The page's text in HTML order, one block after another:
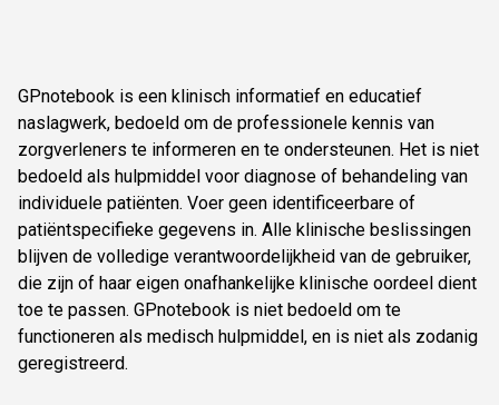
GPnotebook is een klinisch informatief en educatief
naslagwerk, bedoeld om de professionele kennis van
zorgverleners te informeren en te ondersteunen. Het is niet
bedoeld als hulpmiddel voor diagnose of behandeling van
individuele patiënten. Voer geen identificeerbare of
patiëntspecifieke gegevens in. Alle klinische beslissingen
blijven de volledige verantwoordelijkheid van de gebruiker,
die zijn of haar eigen onafhankelijke klinische oordeel dient
toe te passen. GPnotebook is niet bedoeld om te
functioneren als medisch hulpmiddel, en is niet als zodanig
geregistreerd.